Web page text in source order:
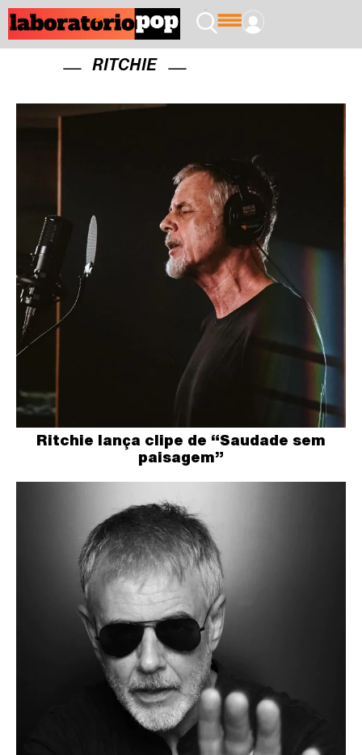
RITCHIE
Ritchie lança clipe de “Saudade sem
paisagem”